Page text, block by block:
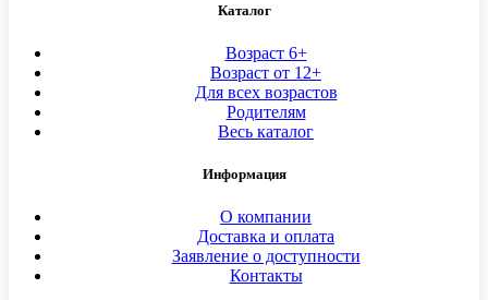
Каталог
Возраст 6+
Возраст от 12+
Для всех возрастов
Родителям
Весь каталог
Информация
О компании
Доставка и оплата
Заявление о доступности
Контакты